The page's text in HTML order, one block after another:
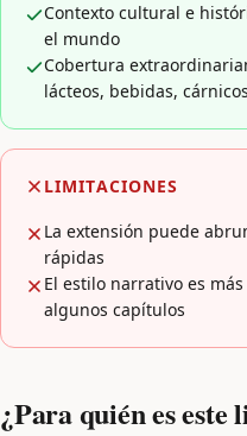
Contexto cultural e
el mundo
Cobertura
lácteos, bebidas,
LIMITACIONES
La extensión puede
rápidas
El estilo narrativo es
algunos capítulos
¿Para quién es este